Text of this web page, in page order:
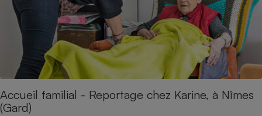
Accueil familial - Reportage chez Karine, à Nîmes
(Gard)